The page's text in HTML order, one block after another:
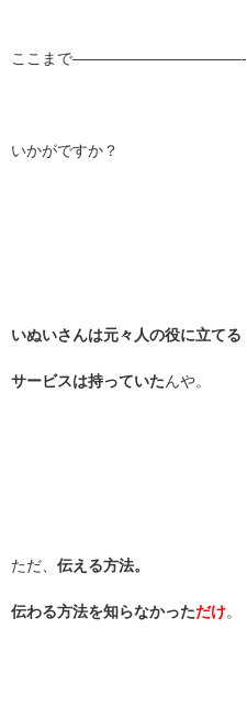
ここまで———————————-
いかがですか？
いぬいさんは元々人の役に立てる
サービスは持っていたんや。
ただ、 伝える方法。
伝わる方法を知らなかっただけ。